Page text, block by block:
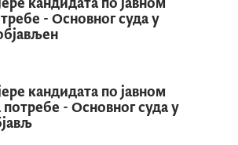
комуникација, дигитална
на резултате
општег теста одређује се
- Основног суда у
кандидата по јавном
потребе - Основног суда у